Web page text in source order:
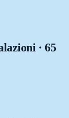
· 65